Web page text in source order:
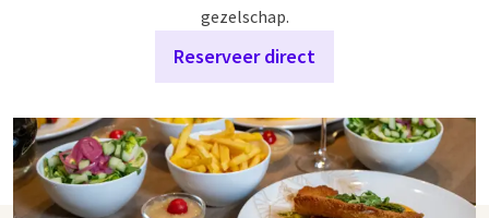
gezelschap.
Reserveer direct